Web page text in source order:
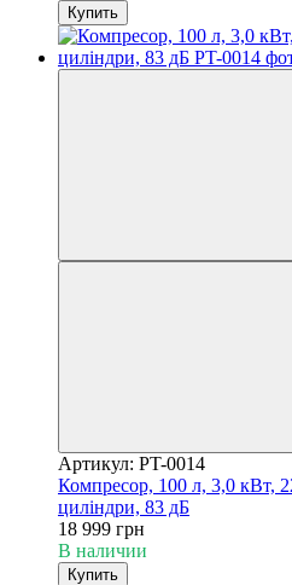
Купить
Артикул: PT-0014
Компресор, 100 л, 3,0 кВт,
циліндри, 83 дБ
18 999 грн
В наличии
Купить